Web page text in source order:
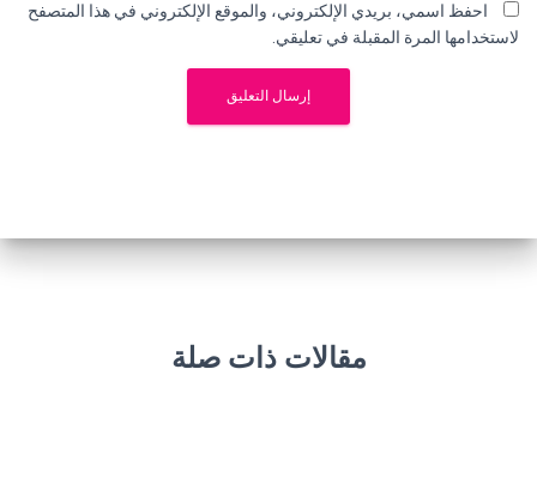
احفظ اسمي، بريدي الإلكتروني، والموقع الإلكتروني في هذا المتصفح
لاستخدامها المرة المقبلة في تعليقي.
مقالات ذات صلة